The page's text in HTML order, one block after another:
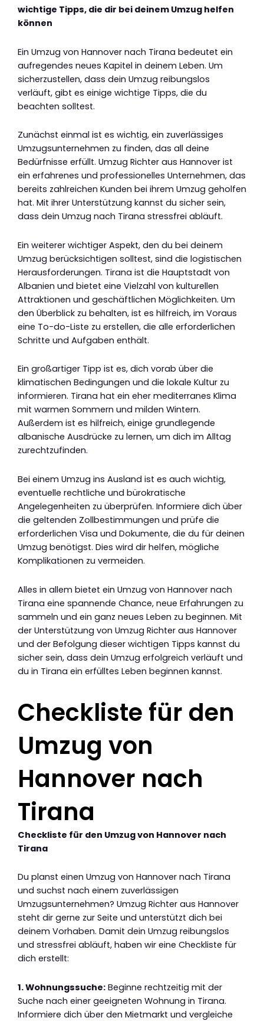
wichtige Tipps, die dir bei deinem Umzug helfen
können
Ein Umzug von Hannover nach Tirana bedeutet ein
aufregendes neues Kapitel in deinem Leben. Um
sicherzustellen, dass dein Umzug reibungslos
verläuft, gibt es einige wichtige Tipps, die du
beachten solltest.
Zunächst einmal ist es wichtig, ein zuverlässiges
Umzugsunternehmen zu finden, das all deine
Bedürfnisse erfüllt. Umzug Richter aus Hannover ist
ein erfahrenes und professionelles Unternehmen, das
bereits zahlreichen Kunden bei ihrem Umzug geholfen
hat. Mit ihrer Unterstützung kannst du sicher sein,
dass dein Umzug nach Tirana stressfrei abläuft.
Ein weiterer wichtiger Aspekt, den du bei deinem
Umzug berücksichtigen solltest, sind die logistischen
Herausforderungen. Tirana ist die Hauptstadt von
Albanien und bietet eine Vielzahl von kulturellen
Attraktionen und geschäftlichen Möglichkeiten. Um
den Überblick zu behalten, ist es hilfreich, im Voraus
eine To-do-Liste zu erstellen, die alle erforderlichen
Schritte und Aufgaben enthält.
Ein großartiger Tipp ist es, dich vorab über die
klimatischen Bedingungen und die lokale Kultur zu
informieren. Tirana hat ein eher mediterranes Klima
mit warmen Sommern und milden Wintern.
Außerdem ist es hilfreich, einige grundlegende
albanische Ausdrücke zu lernen, um dich im Alltag
zurechtzufinden.
Bei einem Umzug ins Ausland ist es auch wichtig,
eventuelle rechtliche und bürokratische
Angelegenheiten zu überprüfen. Informiere dich über
die geltenden Zollbestimmungen und prüfe die
erforderlichen Visa und Dokumente, die du für deinen
Umzug benötigst. Dies wird dir helfen, mögliche
Komplikationen zu vermeiden.
Alles in allem bietet ein Umzug von Hannover nach
Tirana eine spannende Chance, neue Erfahrungen zu
sammeln und ein ganz neues Leben zu beginnen. Mit
der Unterstützung von Umzug Richter aus Hannover
und der Befolgung dieser wichtigen Tipps kannst du
sicher sein, dass dein Umzug erfolgreich verläuft und
du in Tirana ein erfülltes Leben beginnen kannst.
Checkliste für den
Umzug von
Hannover nach
Tirana
Checkliste für den Umzug von Hannover nach
Tirana
Du planst einen Umzug von Hannover nach Tirana
und suchst nach einem zuverlässigen
Umzugsunternehmen? Umzug Richter aus Hannover
steht dir gerne zur Seite und unterstützt dich bei
deinem Vorhaben. Damit dein Umzug reibungslos
und stressfrei abläuft, haben wir eine Checkliste für
dich erstellt:
1. Wohnungssuche: Beginne rechtzeitig mit der
Suche nach einer geeigneten Wohnung in Tirana.
Informiere dich über den Mietmarkt und vergleiche